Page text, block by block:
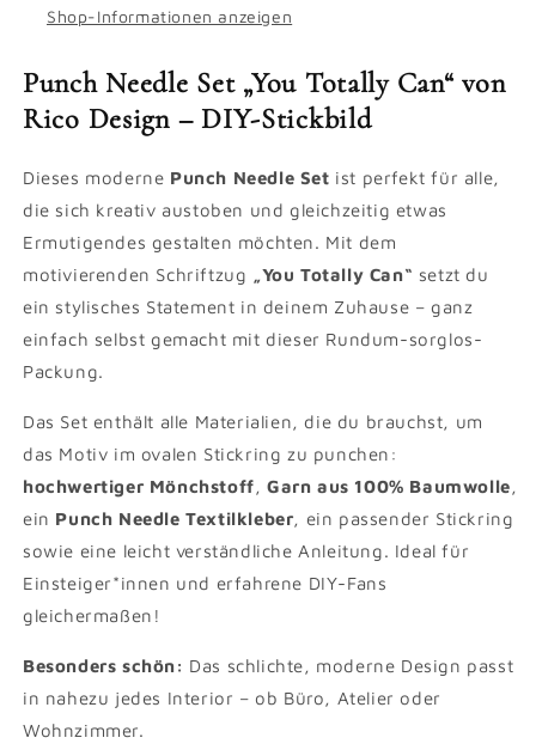
Shop-Informationen anzeigen
Punch Needle Set „You Totally Can“ von
Rico Design – DIY-Stickbild
Dieses moderne Punch Needle Set ist perfekt für alle,
die sich kreativ austoben und gleichzeitig etwas
Ermutigendes gestalten möchten. Mit dem
motivierenden Schriftzug „You Totally Can“ setzt du
ein stylisches Statement in deinem Zuhause – ganz
einfach selbst gemacht mit dieser Rundum-sorglos-
Packung.
Das Set enthält alle Materialien, die du brauchst, um
das Motiv im ovalen Stickring zu punchen:
hochwertiger Mönchstoff,Garn aus 100% Baumwolle,
ein Punch Needle Textilkleber, ein passender Stickring
sowie eine leicht verständliche Anleitung. Ideal für
Einsteiger*innen und erfahrene DIY-Fans
gleichermaßen!
Besonders schön: Das schlichte, moderne Design passt
in nahezu jedes Interior – ob Büro, Atelier oder
Wohnzimmer.